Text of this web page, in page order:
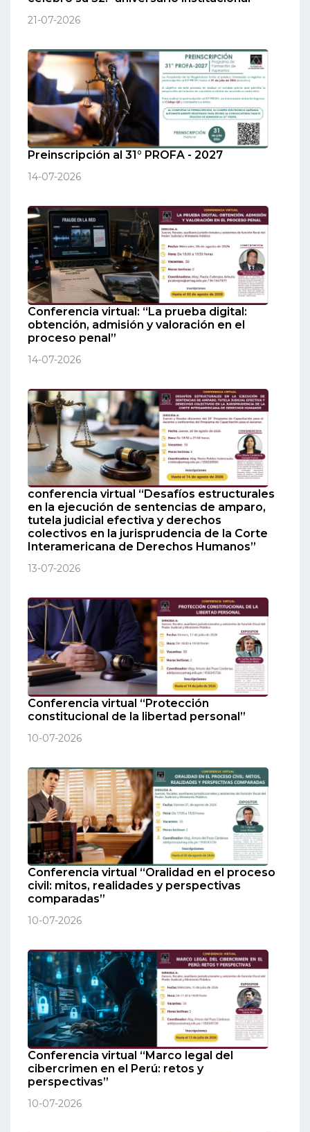
21-07-2026
Preinscripción al 31° PROFA - 2027
14-07-2026
Conferencia virtual: “La prueba digital:
obtención, admisión y valoración en el
proceso penal”
14-07-2026
conferencia virtual “Desafíos estructurales
en la ejecución de sentencias de amparo,
tutela judicial efectiva y derechos
colectivos en la jurisprudencia de la Corte
Interamericana de Derechos Humanos”
13-07-2026
Conferencia virtual “Protección
constitucional de la libertad personal”
10-07-2026
Conferencia virtual “Oralidad en el proceso
civil: mitos, realidades y perspectivas
comparadas”
10-07-2026
Conferencia virtual “Marco legal del
cibercrimen en el Perú: retos y
perspectivas”
10-07-2026